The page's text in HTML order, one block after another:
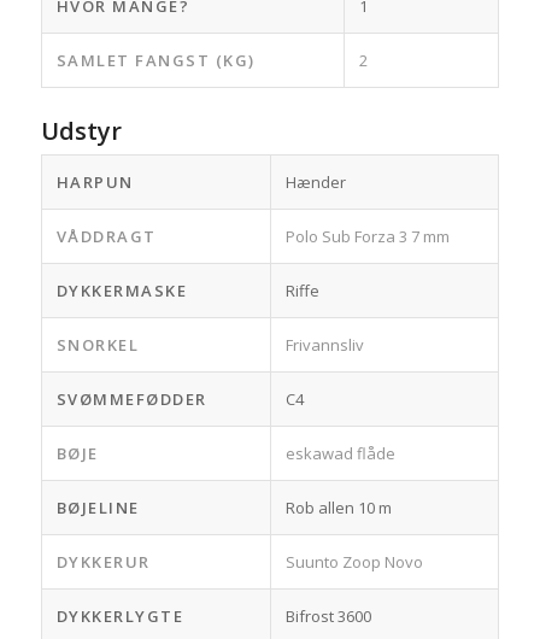
HVOR MANGE? 1
SAMLET FANGST (KG) 2
Udstyr
HARPUN Hænder
VÅDDRAGT Polo Sub Forza 3 7 mm
DYKKERMASKE Riffe
SNORKEL Frivannsliv
SVØMMEFØDDER C4
BØJE eskawad flåde
BØJELINE Rob allen 10 m
DYKKERUR Suunto Zoop Novo
DYKKERLYGTE Bifrost 3600